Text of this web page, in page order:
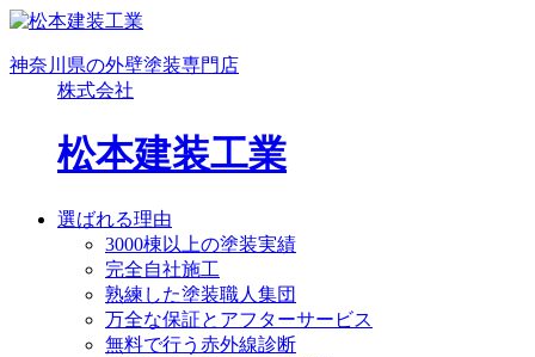
神奈川県の外壁塗装専門店
株式会社
松本建装工業
選ばれる理由
3000棟以上の塗装実績
完全自社施工
熟練した塗装職人集団
万全な保証とアフターサービス
無料で行う赤外線診断